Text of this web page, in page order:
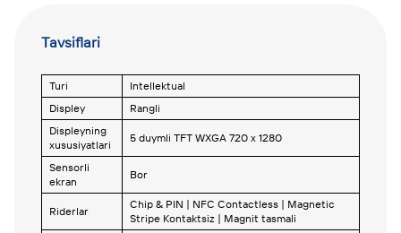
Tavsiflari
Turi
Intellektual
Displey
Rangli
Displeyning
xususiyatlari
5 duymli TFT WXGA 720 x 1280
Sensorli
ekran
Bor
Riderlar
Chip & PIN | NFC Contactless | Magnetic
Stripe Kontaktsiz | Magnit tasmali